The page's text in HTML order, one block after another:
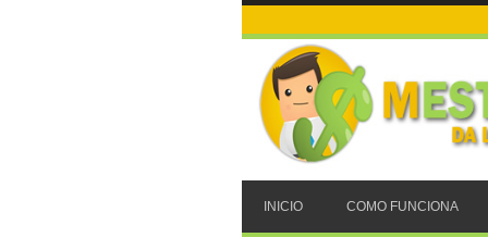
INICIO COMO FUNCIONA